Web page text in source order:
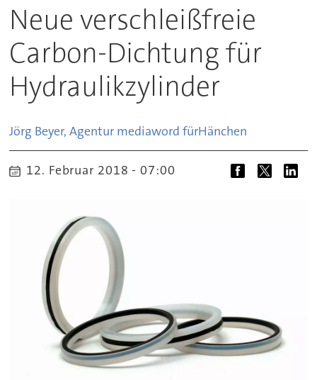
Neue verschleißfreie
Carbon-Dichtung für
Hydraulikzylinder
Jörg Beyer, Agentur mediaword fürHänchen
12. Februar 2018 - 07:00